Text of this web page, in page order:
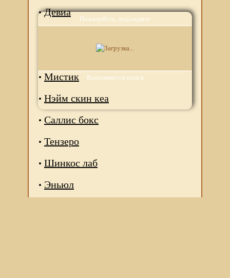
Пожалуйста, подождите
Выполняется поиск
Девиа
Мистик
Нэйм скин кеа
Саллис бокс
Тензеро
Шинкос лаб
Эньюл